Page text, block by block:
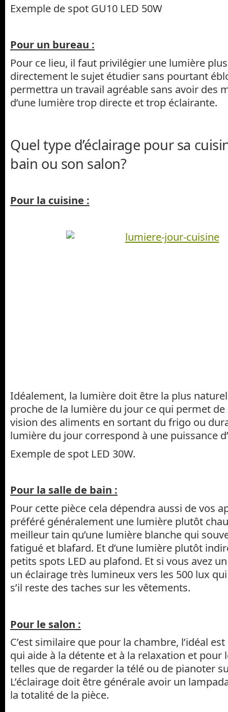
Exemple de spot GU10 LED 50W
Pour un bureau :
Pour ce lieu, il faut privilégier une lumière
directement le sujet étudier sans pourtant
permettra un travail agréable sans avoir des
d’une lumière trop directe et trop éclairante.
Quel type d’éclairage pour sa
bain ou son salon?
Pour la cuisine :
Idéalement, la lumière doit être la plus
proche de la lumière du jour ce qui permet
vision des aliments en sortant du frigo ou
lumière du jour correspond à une puissance
Exemple de spot LED 30W.
Pour la salle de bain :
Pour cette pièce cela dépendra aussi de vos
préféré généralement une lumière plutôt
meilleur tain qu’une lumière blanche qui
fatigué et blafard. Et d’une lumière plutôt
petits spots LED au plafond. Et si vous avez
un éclairage très lumineux vers les 500 lux
s’il reste des taches sur les vêtements.
Pour le salon :
C’est similaire que pour la chambre, l’idéal
qui aide à la détente et à la relaxation et pour
telles que de regarder la télé ou de pianoter
L’éclairage doit être générale avoir un
la totalité de la pièce.